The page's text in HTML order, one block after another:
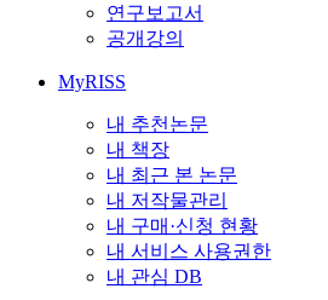
연구보고서
공개강의
MyRISS
내 추천논문
내 책장
내 최근 본 논문
내 저작물관리
내 구매·신청 현황
내 서비스 사용권한
내 관심 DB